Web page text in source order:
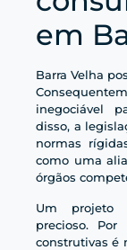
em
Barra Velha
inegociável
disso, a
normas
como uma
órgãos
Um projeto
precioso.
construtivas é